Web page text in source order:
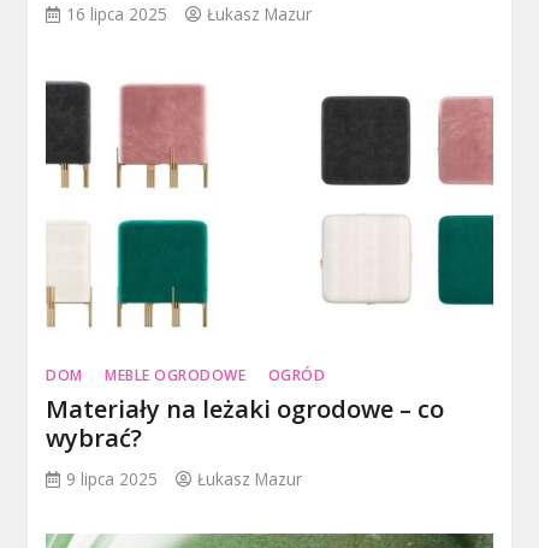
16 lipca 2025 Łukasz Mazur
DOM MEBLE OGRODOWE OGRÓD
Materiały na leżaki ogrodowe – co
wybrać?
9 lipca 2025 Łukasz Mazur